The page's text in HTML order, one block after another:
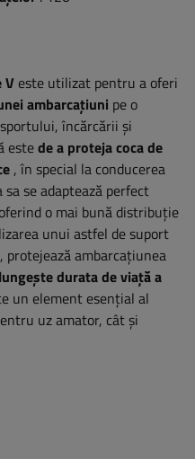
V este utilizat pentru a oferi
ambarcațiuni pe o
încărcării și
estede a proteja coca de
, în special la conducerea
se adaptează perfect
o mai bună distribuție
unui astfel de suport
, protejează ambarcațiunea
durata de viață a
un element esențial al
uz amator, cât și